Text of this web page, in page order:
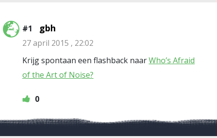
#1 gbh
27 april 2015 , 22:02
Krijg spontaan een flashback naarWho’s Afraid
of the Art of Noise?
0